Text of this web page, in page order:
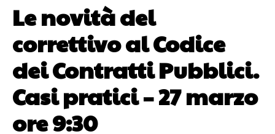
Le novità del
correttivo al Codice
dei Contratti Pubblici.
Casi pratici – 27 marzo
ore 9:30